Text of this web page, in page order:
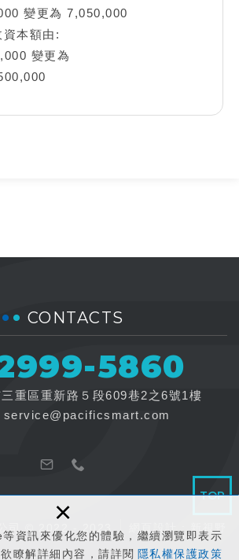
資訊來優化您的體驗，繼續瀏覽即表示
瞭解詳細內容，請詳閱 隱私權保護政策
×
變更為 7,050,000
資本額由:
變更為
TOP
CONTACTS
5860
重區重新路５段609巷2之6號1樓
service@pacificsmart.com
公司 © 2022 - 2023 網頁設計 : 新視野